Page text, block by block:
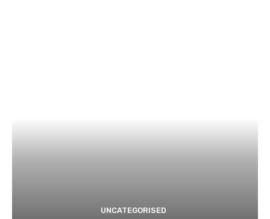
UNCATEGORISED